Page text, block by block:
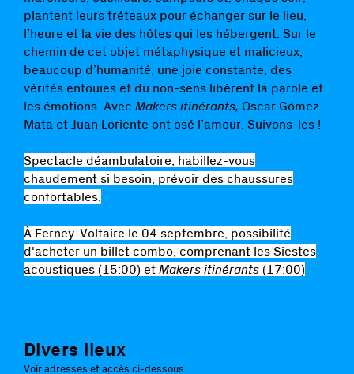
plantent leurs tréteaux pour échanger sur le lieu,
l’heure et la vie des hôtes qui les hébergent. Sur le
chemin de cet objet métaphysique et malicieux,
beaucoup d’humanité, une joie constante, des
vérités enfouies et du non-sens libèrent la parole et
les émotions. Avec Makers itinérants Oscar Gómez
Mata et Juan Loriente ont osé l’amour. Suivons-les !
Spectacle déambulatoire, habillez-vous
chaudement si besoin, prévoir des chaussures
confortables.
À Ferney-Voltaire le 04 septembre, possibilité
d'acheter un billet combo, comprenant les Siestes
acoustiques (15:00) et Makers itinérants (17:00)
Divers lieux
Voir adresses et accès ci-dessous